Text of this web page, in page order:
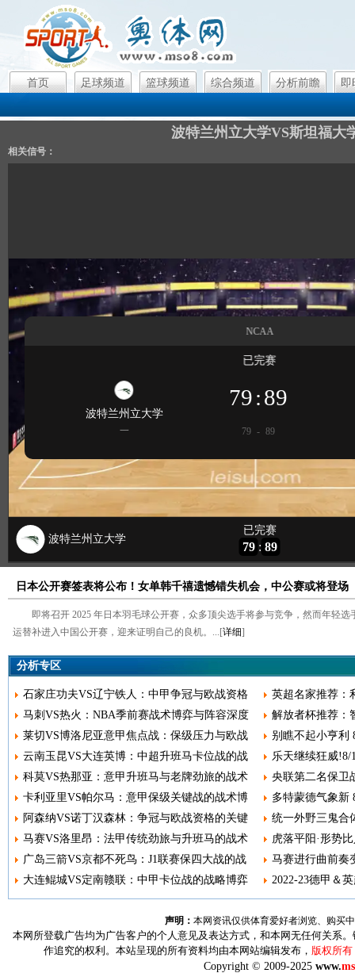
首页 足球频道 篮球频道 综合频道 分析前瞻 即
波特兰州立大学VS斯坦福大
相关信号：
日本公开赛签表将公布！女单韩千禧遗憾错失机会，中公赛或将登场
即将召开 2025 年日本羽毛球公开赛，众多顶尖选手将参与竞争，然而年轻
运替补进入中国公开赛，迎来证明自己的良机。...[详细]
分析专区
石家庄功夫VS辽宁铁人：中甲争冠与欧战资格
马刺VS热火：NBA季前赛战术博弈与阵容深度
莱切VS博洛尼亚意甲焦点战：保级压力与欧战
云南玉昆VS大连英博：中超升班马卡位战的战
科莫VS热那亚：意甲升班马与老牌劲旅的战术
卡利亚里VS帕尔马：意甲保级关键战的战术博
阿森纳VS诺丁汉森林：争冠与欧战资格的关键
马赛VS洛里昂：法甲传统劲旅与升班马的战术
广岛三箭VS京都不死鸟：J1联赛保四大战的战
大连鲲城VS定南赣联：中甲卡位战的战略博弈
英超名家推荐：
解放者杯推荐：
别瞧不起小亨利
乐天继续狂威!8/
央联第二名保卫
多特蒙德气象新
统一外野三鬼合
虎落平阳·形势
马赛进行曲前奏
2022-23德甲＆
声明： 本网资讯仅供体育爱好者浏览、购买
本网所登载广告均为广告客户的个人意见及表达方式，和本网无任何关系
作追究的权利。本站呈现的所有资料均由本网站编辑发布， 版权所有
Copyright © 2009-2025 www.